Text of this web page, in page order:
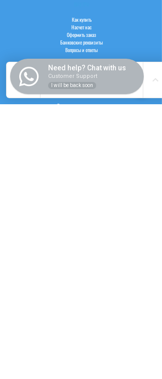
Как купить
Насчет нас
Оформить заказ
Банковские реквизиты
Вопросы и ответы
Регистрация пользователя
Need help? Chat with us
Customer Support
I will be back soon